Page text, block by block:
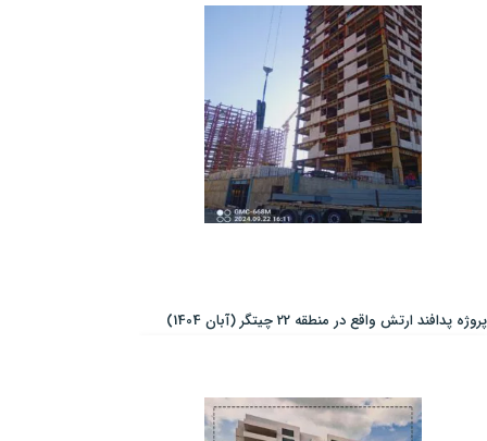
پروژه پدافند ارتش واقع در منطقه 22 چیتگر (آبان 1404)